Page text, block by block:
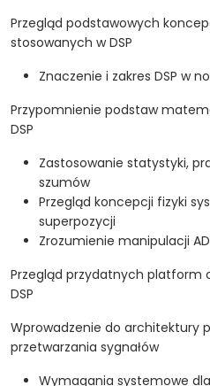
Przegląd podstawowych
stosowanych w DSP
Znaczenie i zakres DSP w
Przypomnienie podstaw
DSP
Zastosowanie statystyki,
szumów
Przegląd koncepcji fizyki
superpozycji
Zrozumienie manipulacji
Przegląd przydatnych platform
DSP
Wprowadzenie do architektury
przetwarzania sygnałów
Wymagania systemowe